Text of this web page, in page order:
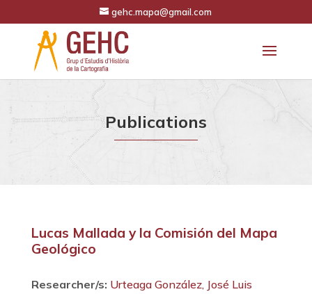
gehc.mapa@gmail.com
Publications
Lucas Mallada y la Comisión del Mapa
Geológico
Researcher/s: Urteaga González, José Luis